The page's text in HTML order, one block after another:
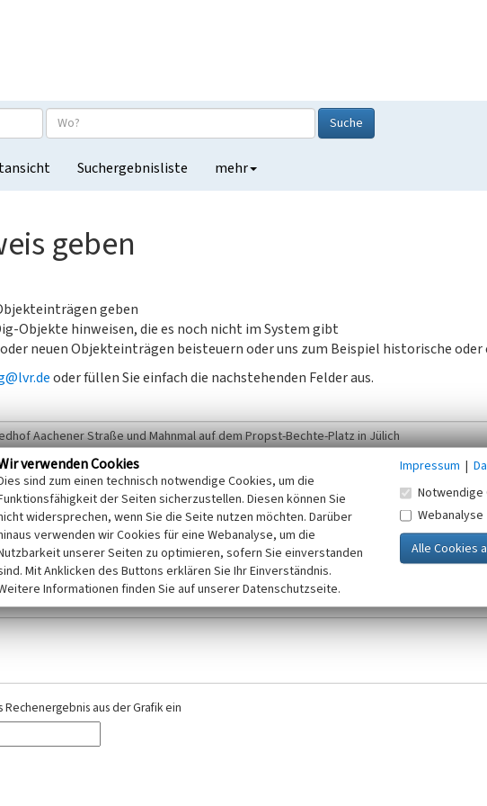
Suche
Suchergebnisliste mehr
geben
geben
Objekte hinweisen, die es noch nicht im System gibt
neuen Objekteinträgen beisteuern oder uns zum Beispiel historische oder
oder füllen Sie einfach die nachstehenden Felder aus.
und Ihrer E-Mail-Adresse. Ihre Angaben werden ausschließlich im Rahmen der KuLaDig-
der Vorschriften des Telemediengesetzes, des Datenschutzgesetzes NRW und der seit
behandelt, beachten Sie bitte unsere Hinweise zumDatenschutz
Rechenergebnis aus der Grafik ein
verwenden Cookies
sind zum einen technisch notwendige Cookies, um die
der Seiten sicherzustellen. Diesen können Sie
widersprechen, wenn Sie die Seite nutzen möchten. Darüber
verwenden wir Cookies für eine Webanalyse, um die
unserer Seiten zu optimieren, sofern Sie einverstanden
Mit Anklicken des Buttons erklären Sie Ihr Einverständnis.
Informationen finden Sie auf unserer Datenschutzseite.
Impressum |
Notwendige
Webanalyse